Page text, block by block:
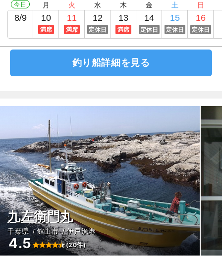
今日
8/9
月
10
満席
火
11
満席
水
12
定休日
木
13
満席
金
14
定休日
土
15
定休日
日
16
定休日
釣り船詳細を見る
九左衛門丸
千葉県 館山市 伊戸漁港
4.5 (20件)